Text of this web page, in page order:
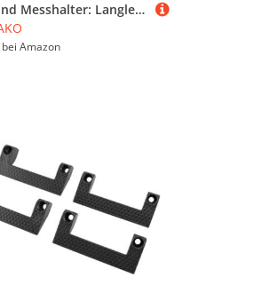
4PCS Band Messhalter: Langlebiger ABS Toolspeicher für Elektrowerkzeuge in der Leiter Garage Organisation mit Einfachem Zugriff (Gelb)
Amazon